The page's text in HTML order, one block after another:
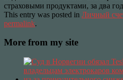
страховыми продуктами, за два
This entry was posted in Личный
permalink.
More from my site